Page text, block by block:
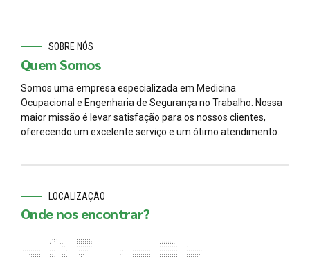
SOBRE NÓS
Quem Somos
Somos uma empresa especializada em Medicina
Ocupacional e Engenharia de Segurança no Trabalho. Nossa
maior missão é levar satisfação para os nossos clientes,
oferecendo um excelente serviço e um ótimo atendimento.
LOCALIZAÇÃO
Onde nos encontrar?